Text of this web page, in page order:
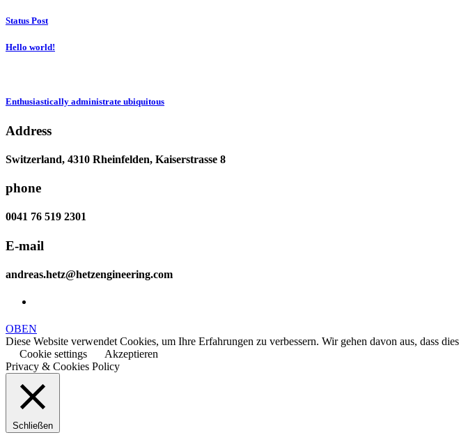
Status Post
Hello world!
Enthusiastically administrate ubiquitous
Address
Switzerland, 4310 Rheinfelden, Kaiserstrasse 8
phone
0041 76 519 2301
E-mail
andreas.hetz@hetzengineering.com
OBEN
Diese Website verwendet Cookies, um Ihre Erfahrungen zu verbessern. Wir gehen davon aus, dass
Cookie settings
Akzeptieren
Privacy & Cookies Policy
Schließen